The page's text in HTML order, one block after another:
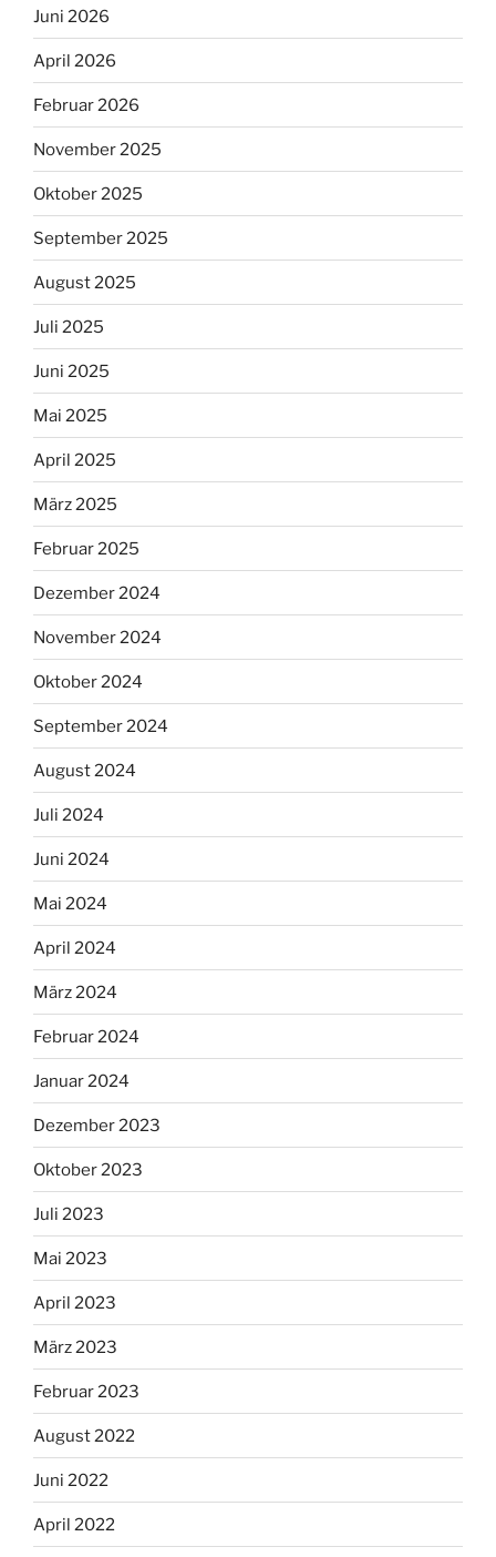
Juni 2026
April 2026
Februar 2026
November 2025
Oktober 2025
September 2025
August 2025
Juli 2025
Juni 2025
Mai 2025
April 2025
März 2025
Februar 2025
Dezember 2024
November 2024
Oktober 2024
September 2024
August 2024
Juli 2024
Juni 2024
Mai 2024
April 2024
März 2024
Februar 2024
Januar 2024
Dezember 2023
Oktober 2023
Juli 2023
Mai 2023
April 2023
März 2023
Februar 2023
August 2022
Juni 2022
April 2022